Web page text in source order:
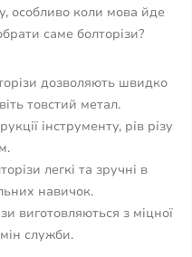
особливо коли мова йде
саме болторізи?
дозволяють швидко
товстий метал.
інструменту, рів різу
легкі та зручні в
навичок.
виготовляються з міцної
служби.